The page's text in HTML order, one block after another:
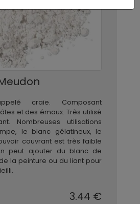
craie. Composant
et des émaux. Très utilisé
Nombreuses utilisations
le blanc gélatineux, le
couvrant est très faible
peut ajouter du blanc de
la peinture ou du liant pour
3.44 €